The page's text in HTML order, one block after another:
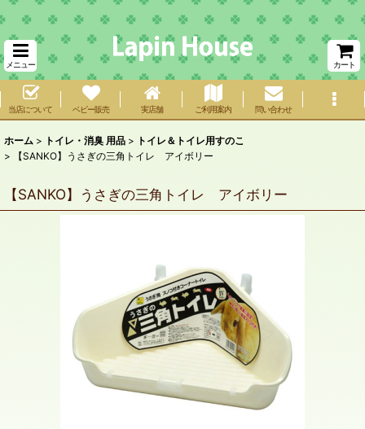
メニュー カート
当店について ベビー販売 実店舗 ご利用案内 問い合わせ
ホーム > トイレ・消臭 用品 > トイレ＆トイレ用すのこ
>
【SANKO】うさぎの三角トイレ アイボリー
【SANKO】うさぎの三角トイレ アイボリー